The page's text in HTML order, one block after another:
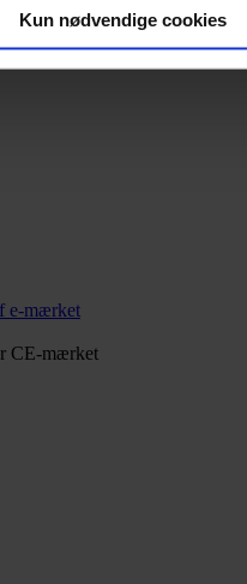
Kun nødvendige cookies